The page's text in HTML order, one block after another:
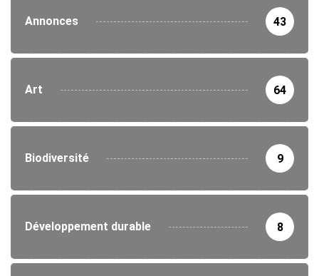
Annonces 43
Art 64
Biodiversité 9
Développement durable 8